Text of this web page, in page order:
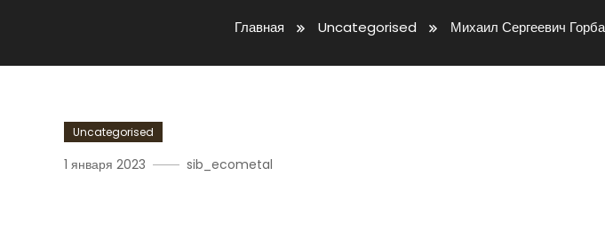
Главная Uncategorised Михаил Сергеевич
Uncategorised
1 января 2023 sib_ecometal